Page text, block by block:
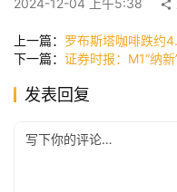
讯
公
司
2024-12-04 上午5:38
上一篇： 罗布斯塔咖啡跌约
下一篇： 证券时报：M1“纳
发表回复